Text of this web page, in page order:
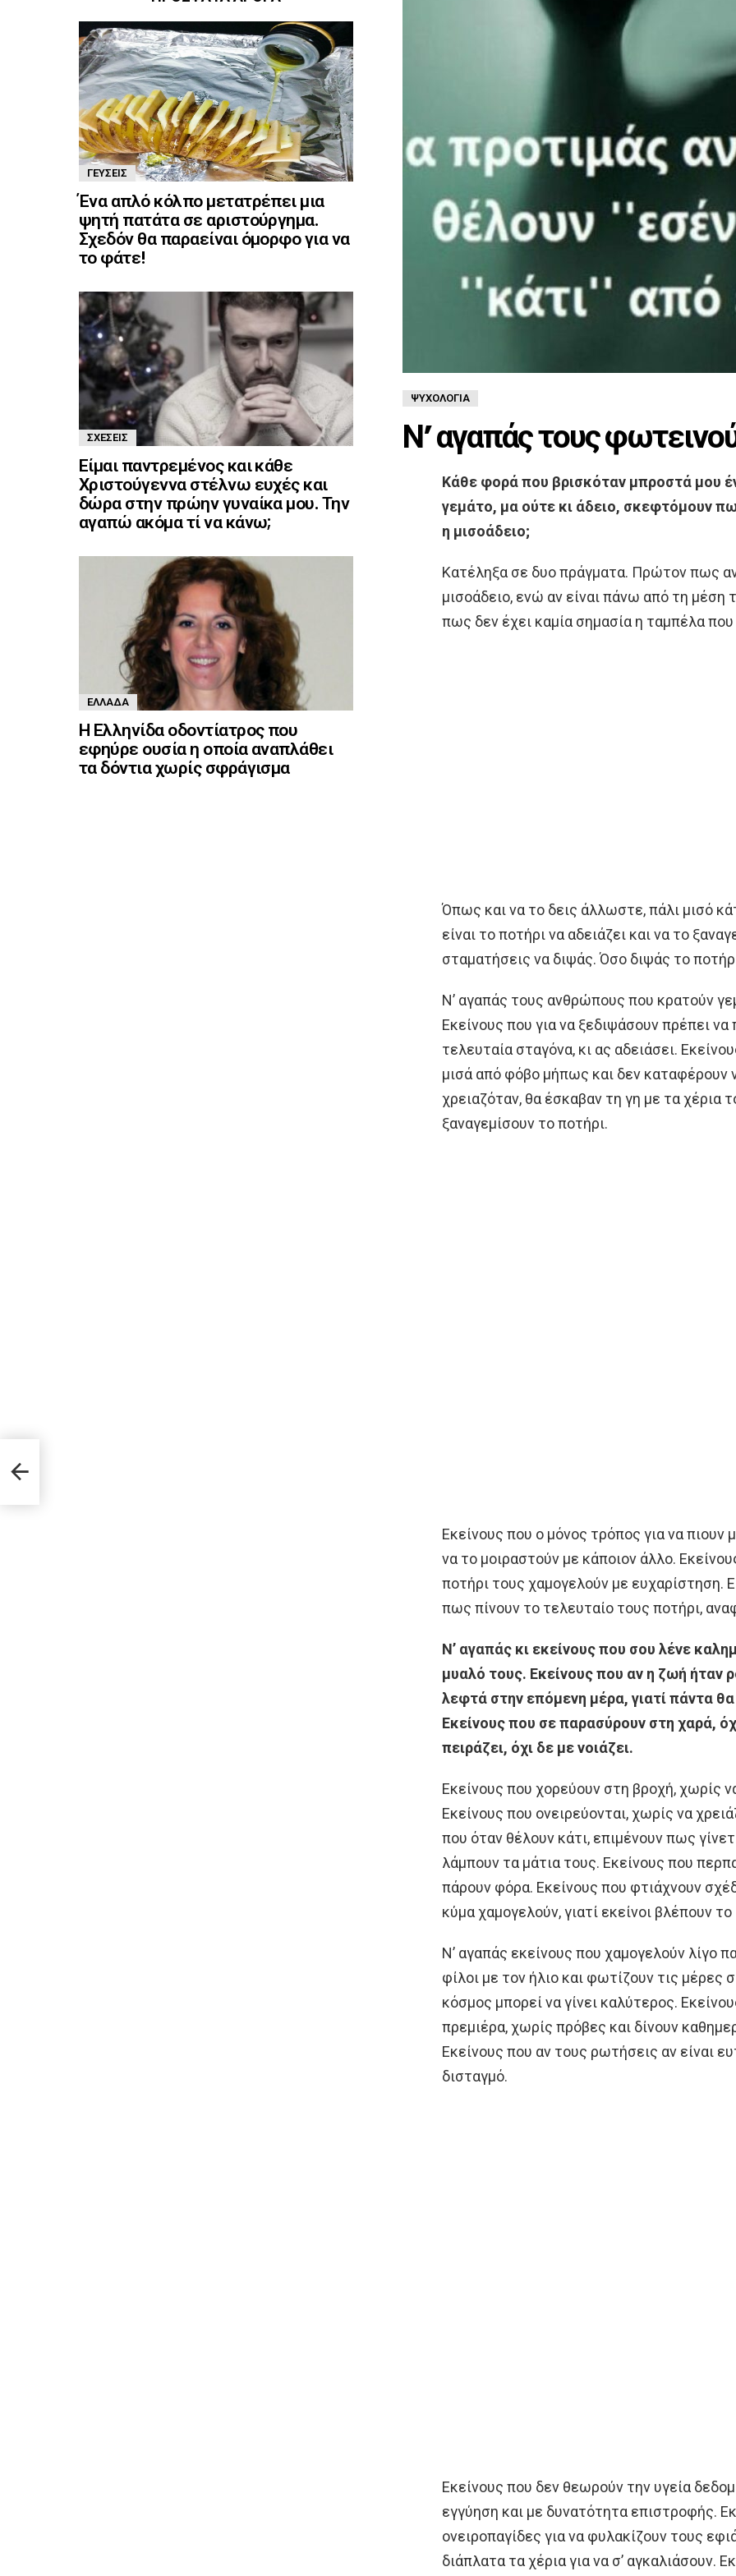
ΨΥΧΟΛΟΓΊΑ
Ν’ αγαπάς τους
Κάθε φορά που βρισκόταν μπροστά μου
γεμάτο, μα ούτε κι άδειο, σκεφτόμουν
η μισοάδειο;
Κατέληξα σε δυο πράγματα. Πρώτον πως
μισοάδειο, ενώ αν είναι πάνω από τη μέση
πως δεν έχει καμία σημασία η ταμπέλα
Όπως και να το δεις άλλωστε, πάλι μισό
είναι το ποτήρι να αδειάζει και να το
σταματήσεις να διψάς. Όσο διψάς το
Ν’ αγαπάς τους ανθρώπους που κρατούν
Εκείνους που για να ξεδιψάσουν πρέπει
τελευταία σταγόνα, κι ας αδειάσει.
μισά από φόβο μήπως και δεν καταφέρουν
χρειαζόταν, θα έσκαβαν τη γη με τα χέρια
ξαναγεμίσουν το ποτήρι.
Εκείνους που ο μόνος τρόπος για να πιουν
να το μοιραστούν με κάποιον άλλο.
ποτήρι τους χαμογελούν με ευχαρίστηση.
πως πίνουν το τελευταίο τους ποτήρι,
Ν’ αγαπάς κι εκείνους που σου λένε
μυαλό τους. Εκείνους που αν η ζωή ήταν
λεφτά στην επόμενη μέρα, γιατί πάντα
Εκείνους που σε παρασύρουν στη χαρά,
πειράζει, όχι δε με νοιάζει.
Εκείνους που χορεύουν στη βροχή, χωρίς
Εκείνους που ονειρεύονται, χωρίς να
που όταν θέλουν κάτι, επιμένουν πως
λάμπουν τα μάτια τους. Εκείνους που
πάρουν φόρα. Εκείνους που φτιάχνουν
κύμα χαμογελούν, γιατί εκείνοι βλέπουν
Ν’ αγαπάς εκείνους που χαμογελούν λίγο
φίλοι με τον ήλιο και φωτίζουν τις
κόσμος μπορεί να γίνει καλύτερος.
πρεμιέρα, χωρίς πρόβες και δίνουν
Εκείνους που αν τους ρωτήσεις αν είναι
δισταγμό.
Εκείνους που δεν θεωρούν την υγεία
εγγύηση και με δυνατότητα επιστροφής.
ονειροπαγίδες για να φυλακίζουν τους
διάπλατα τα χέρια για να σ’ αγκαλιάσουν.
ΓΕΎΣΕΙΣ
Ένα απλό κόλπο μετατρέπει μια
ψητή πατάτα σε αριστούργημα.
Σχεδόν θα παραείναι όμορφο για να
το φάτε!
ΣΧΈΣΕΙΣ
Είμαι παντρεμένος και κάθε
Χριστούγεννα στέλνω ευχές και
δώρα στην πρώην γυναίκα μου. Την
αγαπώ ακόμα τί να κάνω;
ΕΛΛΆΔΑ
Η Ελληνίδα οδοντίατρος που
εφηύρε ουσία η οποία αναπλάθει
τα δόντια χωρίς σφράγισμα